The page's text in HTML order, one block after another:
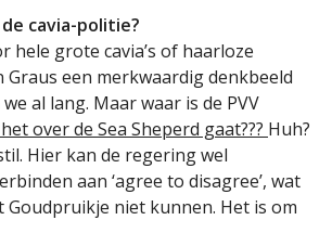
cavia-politie?
hele grote cavia’s of haarloze
Graus een merkwaardig denkbeeld
al lang. Maar waar is de PVV
over de Sea Sheperd gaat??? Huh?
Hier kan de regering wel
aan ‘agree to disagree’, wat
Goudpruikje niet kunnen. Het is om